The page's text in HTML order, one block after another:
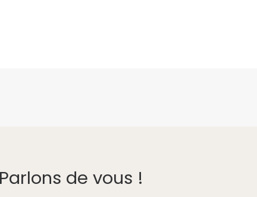
Parlons de vous !